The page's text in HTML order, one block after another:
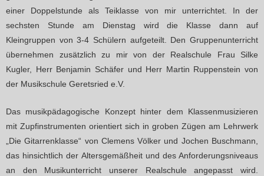
einer Doppelstunde als Teiklasse von mir unterrichtet. In der
sechsten Stunde am Dienstag wird die Klasse dann auf
Kleingruppen von 3-4 Schülern aufgeteilt. Den Gruppenunterricht
übernehmen zusätzlich zu mir von der Realschule Frau Silke
Kugler, Herr Benjamin Schäfer und Herr Martin Ruppenstein von
der Musikschule Geretsried e.V.
Das musikpädagogische Konzept hinter dem Klassenmusizieren
mit Zupfinstrumenten orientiert sich in groben Zügen am Lehrwerk
„Die Gitarrenklasse“ von Clemens Völker und Jochen Buschmann,
das hinsichtlich der Altersgemäßheit und des Anforderungsniveaus
an den Musikunterricht unserer Realschule angepasst wird.